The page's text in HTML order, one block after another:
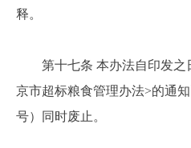
释。
第十七条 本办法自印发
京市超标粮食管理办法>的通
号）同时废止。